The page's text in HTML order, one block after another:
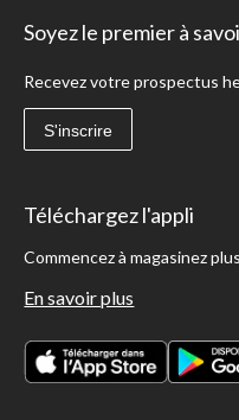
Soyez le premier à
Recevez votre prospectus
S'inscrire
Téléchargez l'appli
Commencez à magasinez
En savoir plus